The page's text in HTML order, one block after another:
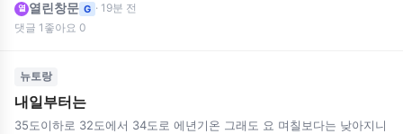
열 열린창문 G · 19분 전
댓글 1 좋아요 0
뉴토랑
내일부터는
35도이하로 32도에서 34도로 에년기온 그래도 요 며칠보다는 낮아지니